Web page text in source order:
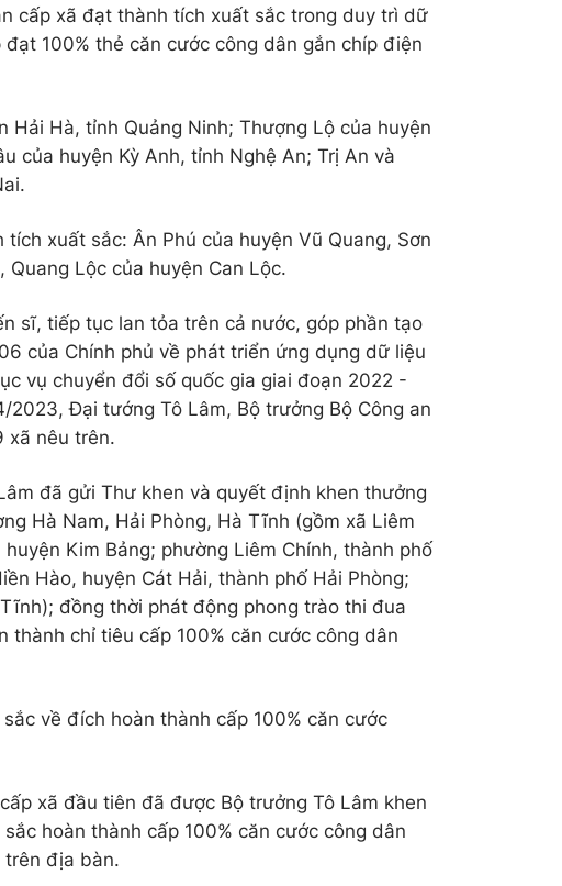
cấp xã đạt thành tích xuất sắc trong duy trì dữ
100% thẻ căn cước công dân gắn chíp điện
Hải Hà, tỉnh Quảng Ninh; Thượng Lộ của huyện
của huyện Kỳ Anh, tỉnh Nghệ An; Trị An và
xuất sắc: Ân Phú của huyện Vũ Quang, Sơn
Lộc của huyện Can Lộc.
sĩ, tiếp tục lan tỏa trên cả nước, góp phần tạo
của Chính phủ về phát triển ứng dụng dữ liệu
vụ chuyển đổi số quốc gia giai đoạn 2022 -
Đại tướng Tô Lâm, Bộ trưởng Bộ Công an
xã nêu trên.
đã gửi Thư khen và quyết định khen thưởng
Hà Nam, Hải Phòng, Hà Tĩnh (gồm xã Liêm
Kim Bảng; phường Liêm Chính, thành phố
Hào, huyện Cát Hải, thành phố Hải Phòng;
đồng thời phát động phong trào thi đua
chỉ tiêu cấp 100% căn cước công dân
về đích hoàn thành cấp 100% căn cước
xã đầu tiên đã được Bộ trưởng Tô Lâm khen
hoàn thành cấp 100% căn cước công dân
trên địa bàn.